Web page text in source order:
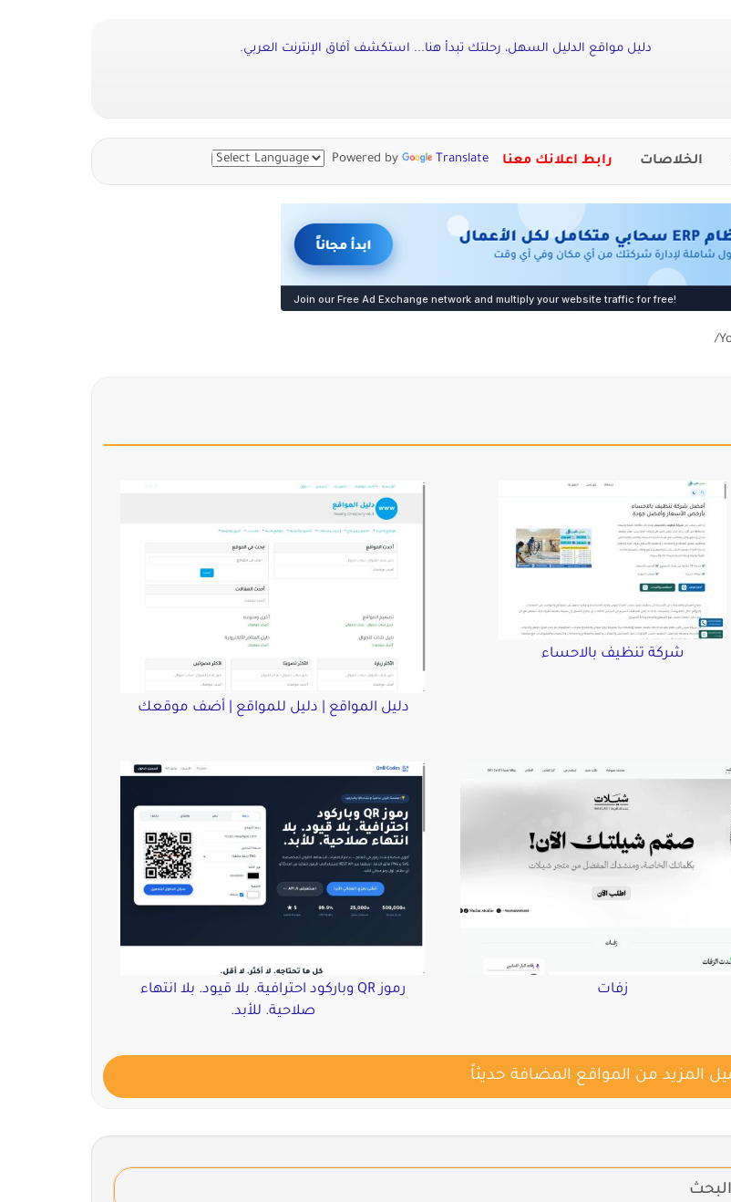
دليل مواقع الدليل السهل، رحلتك تبدأ هنا... استكشف آفاق الإنترنت العربي.
الخلاصات رابط اعلانك معنا Powered by Translate
شركة تنظيف بالاحساء
دليل المواقع | دليل للمواقع | أضف موقعك
زفات
رموز QR وباركود احترافية. بلا قيود. بلا انتهاء
صلاحية. للأبد.
المزيد من المواقع المضافة حديثاً